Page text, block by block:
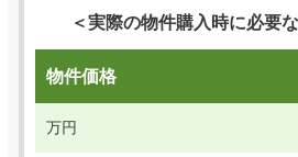
＜実際の物件購入時に必要
物件価格
万円